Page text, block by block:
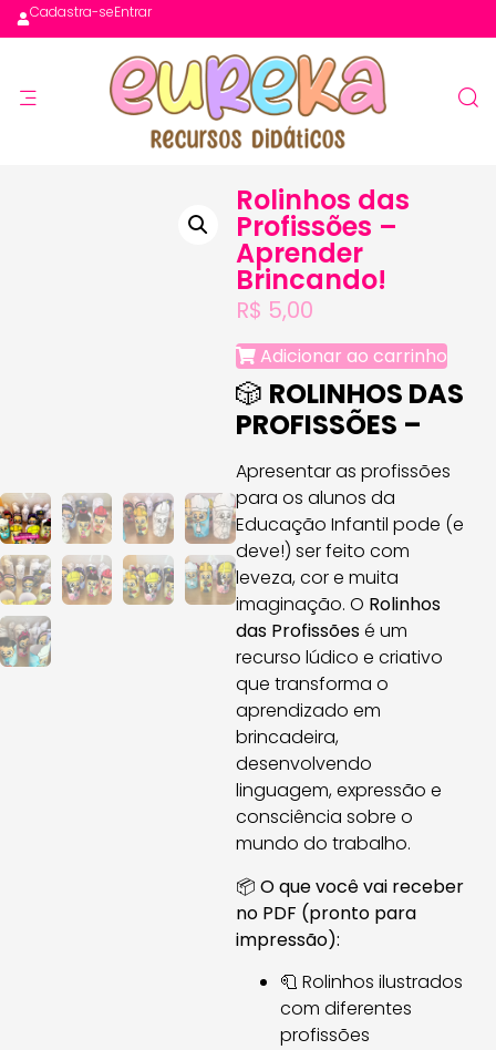
Cadastra-seEntrar
Rolinhos das
Profissões –
Aprender
Brincando!
R$ 5,00
Adicionar ao carrinho
🎲 ROLINHOS DAS
PROFISSÕES –
Apresentar as profissões
para os alunos da
Educação Infantil pode (e
deve!) ser feito com
leveza, cor e muita
imaginação. O Rolinhos
das Profissõesé um
recurso lúdico e criativo
que transforma o
aprendizado em
brincadeira,
desenvolvendo
linguagem, expressão e
consciência sobre o
mundo do trabalho.
📦 O que você vai receber
no PDF (pronto para
impressão):
🧻 Rolinhos ilustrados
com diferentes
profissões